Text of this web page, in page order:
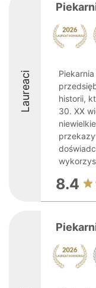
Laureaci
historii,
30. XX
8.4